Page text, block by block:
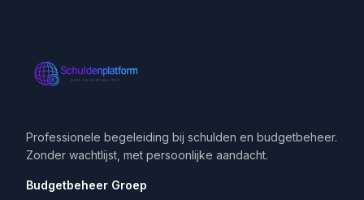
Professionele begeleiding bij schulden en budgetbeheer.
Zonder wachtlijst, met persoonlijke aandacht.
Budgetbeheer Groep